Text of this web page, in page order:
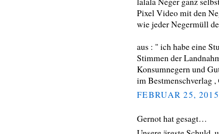
Pixel Video mit den
wie jeder Negermüll
aus : " ich habe eine
Stimmen der
Konsumnegern und
im Bestmenschverlag
FEBRUAR 25, 2015
Gernot hat gesagt…